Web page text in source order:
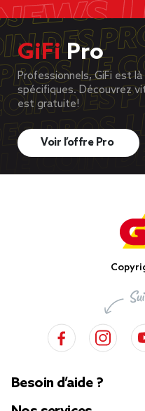
GiFiPro
Professionnels, GiFi est
spécifiques. Découvrez
est gratuite!
Voir l’offre Pro
Besoin d’aide ?